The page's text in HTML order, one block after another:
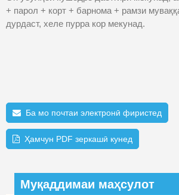
+ парол + корт + барнома + рамзи
дурдаст, хеле пурра кор мекунад.
Ба мо почтаи электронӣ фиристед
Ҳамчун PDF зеркашӣ кунед
Муқаддимаи маҳсулот